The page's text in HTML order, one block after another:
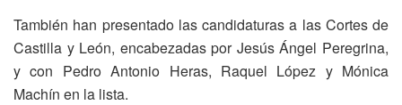
También han presentado las candidaturas a las Cortes de
Castilla y León, encabezadas por Jesús Ángel Peregrina,
y con Pedro Antonio Heras, Raquel López y Mónica
Machín en la lista.